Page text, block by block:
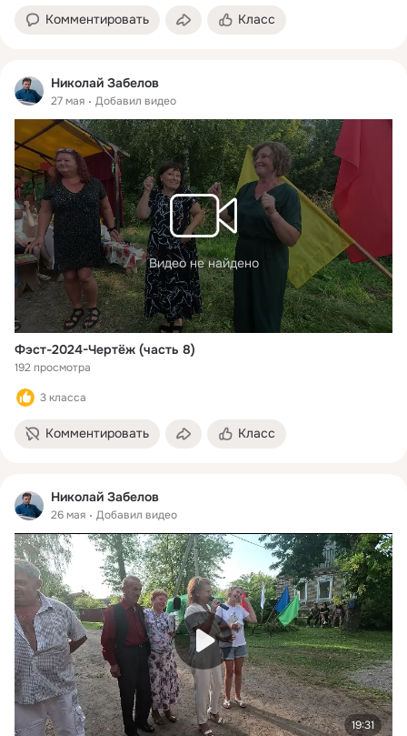
Комментировать Класс
Николай Забелов
27 мая Добавил видео
Видео не найдено
Фэст-2024-Чертёж (часть 8)
192 просмотра
3 класса
Комментировать Класс
Николай Забелов
26 мая Добавил видео
19:31